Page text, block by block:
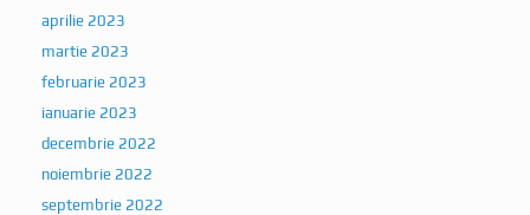
aprilie 2023
martie 2023
februarie 2023
ianuarie 2023
decembrie 2022
noiembrie 2022
septembrie 2022